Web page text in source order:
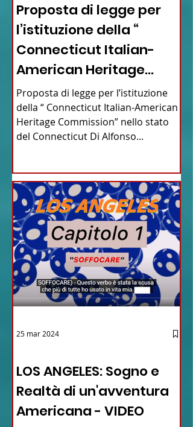
Proposta di legge per
l’istituzione della “
Connecticut Italian-
American Heritage
Commission” nello stato
del Connecticut
Proposta di legge per l’istituzione
della “ Connecticut Italian-American
Heritage Commission” nello stato
del Connecticut Di Alfonso...
LOS ANGELES: Sogno e
Realtà di un'avventura
Americana - VIDEO
25 mar 2024